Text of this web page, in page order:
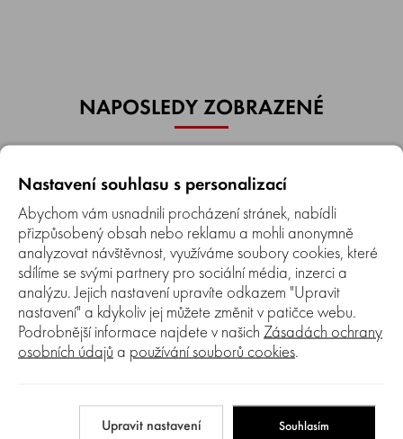
NAPOSLEDY ZOBRAZENÉ
0%
Porovnat
Nůž MARINA, Hecht S 390
Nůž pro vertikutátor,
390 E. Na stroji celkem 16
kusů.
99 Kč
Nastavení souhlasu s personalizací
Abychom vám usnadnili procházení stránek, nabídli
přizpůsobený obsah nebo reklamu a mohli anonymně
analyzovat návštěvnost, využíváme soubory cookies, které
sdílíme se svými partnery pro sociální média, inzerci a
analýzu. Jejich nastavení upravíte odkazem "Upravit
nastavení" a kdykoliv jej můžete změnit v patičce webu.
Podrobnější informace najdete v našich Zásadách ochrany
osobních údajů a používání souborů cookies.
Upravit nastavení Souhlasím